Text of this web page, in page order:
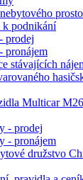
k podnikání
prodej
pronájem
stávajících
Multicar
- prodej
- pronájem
družstvo